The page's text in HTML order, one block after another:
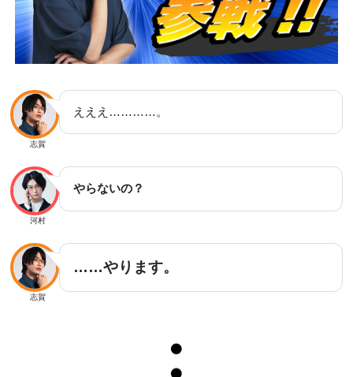
志賀
えええ…………。
河村
やらないの？
志賀
……やります。